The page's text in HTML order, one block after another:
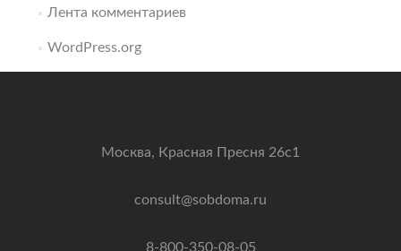
Лента комментариев
WordPress.org
Москва, Красная Пресня 26с1
consult@sobdoma.ru
8-800-350-08-05